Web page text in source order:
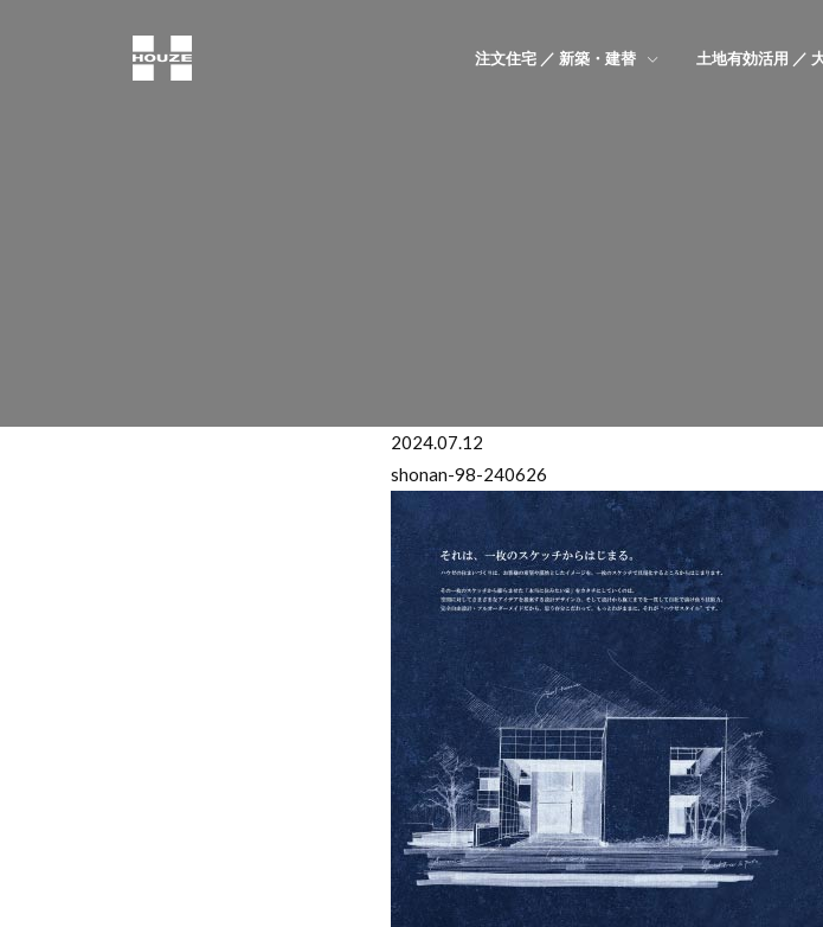
注文住宅 ／ 新築・建替 土地有効活用 ／
2024.07.12
shonan-98-240626